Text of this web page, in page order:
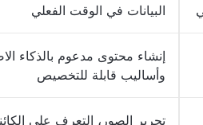
البيانات في الوقت الفعلي
إنشاء محتوى مدعوم بالذكاء
وأساليب قابلة للتخصيص
تحرير الصور، التعرف على